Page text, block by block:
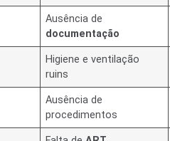
Ausência de
documentação
Higiene e ventilação
ruins
Ausência de
procedimentos